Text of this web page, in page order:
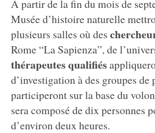
À partir de la fin du mois de
Musée d’histoire naturelle
plusieurs salles où des
Rome “La Sapienza”, de
thérapeutes qualifiés
d’investigation à des groupes de
participeront sur la base du
sera composé de dix personnes
d’environ deux heures.